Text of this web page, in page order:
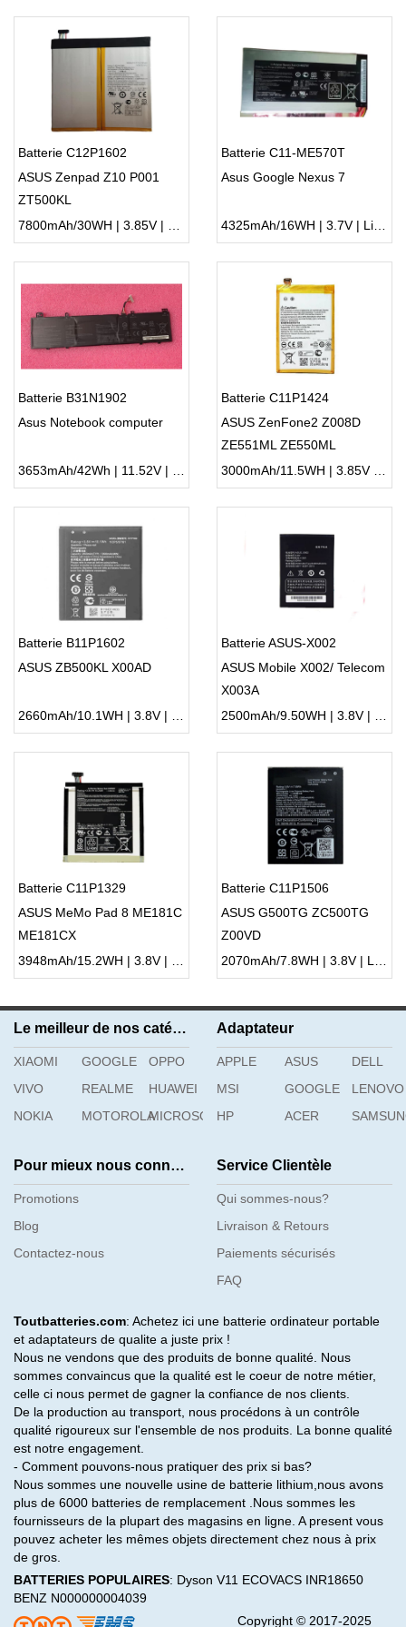
Batterie C12P1602
ASUS Zenpad Z10 P001
ZT500KL
7800mAh/30WH | 3.85V | Li-ion ...
Batterie C11-ME570T
Asus Google Nexus 7
4325mAh/16WH | 3.7V | Li-ion ...
Batterie B31N1902
Asus Notebook computer
3653mAh/42Wh | 11.52V | Li-ion ...
Batterie C11P1424
ASUS ZenFone2 Z008D
ZE551ML ZE550ML
3000mAh/11.5WH | 3.85V | Li-ion ...
Batterie B11P1602
ASUS ZB500KL X00AD
2660mAh/10.1WH | 3.8V | Li-ion ...
Batterie ASUS-X002
ASUS Mobile X002/ Telecom
X003A
2500mAh/9.50WH | 3.8V | Li-ion ...
Batterie C11P1329
ASUS MeMo Pad 8 ME181C
ME181CX
3948mAh/15.2WH | 3.8V | Li-ion ...
Batterie C11P1506
ASUS G500TG ZC500TG
Z00VD
2070mAh/7.8WH | 3.8V | Li-ion ...
Le meilleur de nos catégories
XIAOMI GOOGLE
OPPO
VIVO
REALME
HUAWEI
NOKIA
MOTOROLAMICROSOFT
Adaptateur
APPLE ASUS
DELL
MSI
GOOGLE
LENOVO
HP
ACER
Pour mieux nous connaître
Promotions
Blog
Contactez-nous
Service Clientèle
Qui sommes-nous?
Livraison & Retours
Paiements sécurisés
FAQ
Toutbatteries.com: Achetez ici une batterie ordinateur portable
et adaptateurs de qualite a juste prix !
Nous ne vendons que des produits de bonne qualité. Nous
sommes convaincus que la qualité est le coeur de notre métier,
celle ci nous permet de gagner la confiance de nos clients.
De la production au transport, nous procédons à un contrôle
qualité rigoureux sur l'ensemble de nos produits. La bonne qualité
est notre engagement.
- Comment pouvons-nous pratiquer des prix si bas?
Nous sommes une nouvelle usine de batterie lithium,nous avons
plus de 6000 batteries de remplacement .Nous sommes les
fournisseurs de la plupart des magasins en ligne. A present vous
pouvez acheter les mêmes objets directement chez nous à prix
de gros.
BATTERIES POPULAIRES: Dyson V11 ECOVACS INR18650
BENZ N000000004039
Copyright © 2017-2025